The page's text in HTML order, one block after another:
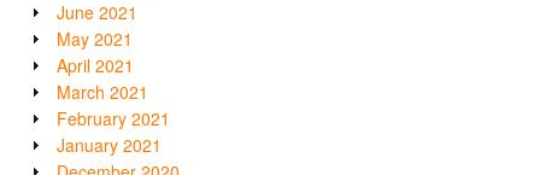
June 2021
May 2021
April 2021
March 2021
February 2021
January 2021